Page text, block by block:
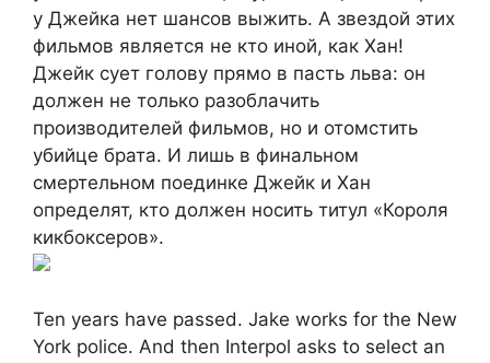
у Джейка нет шансов выжить. А звездой этих
фильмов является не кто иной, как Хан!
Джейк сует голову прямо в пасть льва: он
должен не только разоблачить
производителей фильмов, но и отомстить
убийце брата. И лишь в финальном
смертельном поединке Джейк и Хан
определят, кто должен носить титул «Короля
кикбоксеров».
Ten years have passed. Jake works for the New
York police. And then Interpol asks to select an